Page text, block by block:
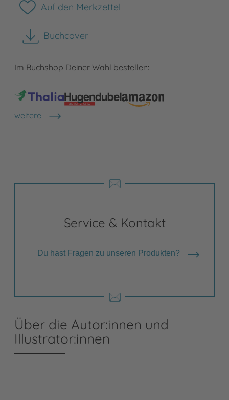
Auf den Merkzettel
Buchcover
herunterladen
Im Buchshop Deiner Wahl bestellen:
weitere
Shops anzeigen
Service & Kontakt
Du hast Fragen zu unseren Produkten?
Über die Autor:innen und
Illustrator:innen